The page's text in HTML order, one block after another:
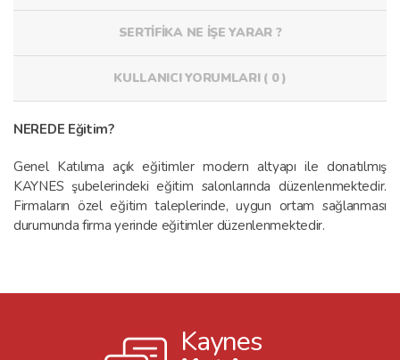
SERTİFİKA NE İŞE YARAR ?
KULLANICI YORUMLARI ( 0 )
NEREDE Eğitim?
Genel Katılıma açık eğitimler modern altyapı ile donatılmış
KAYNES şubelerindeki eğitim salonlarında düzenlenmektedir.
Firmaların özel eğitim taleplerinde, uygun ortam sağlanması
durumunda firma yerinde eğitimler düzenlenmektedir.
Kaynes